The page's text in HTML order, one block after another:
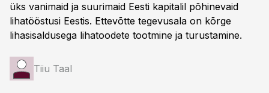
üks vanimaid ja suurimaid Eesti kapitalil põhinevaid
lihatööstusi Eestis. Ettevõtte tegevusala on kõrge
lihasisaldusega lihatoodete tootmine ja turustamine.
Tiiu Taal